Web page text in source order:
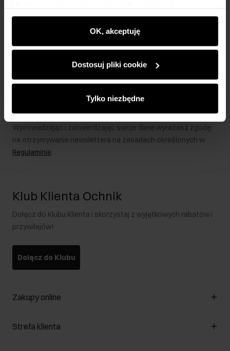
wyświetlać im dopasowane do ich preferencji treści,
rekomendacje oraz komunikaty reklamowe informujące o
najnowszych promocjach w e-sklepie. Informacje o tym,
partnerom społecznościowym, reklamowym i
analitycznym. Partnerzy mogą połączyć te informacje z
podczas korzystania z ich usług.
OK, akceptuję
Dostosuj pliki cookie
Tylko niezbędne
Newsletter
Bądź na bieżąco z nowościami i promocjami!
Zapisz się
Wprowadzając i zatwierdzając swoje dane wyrażasz zgodę
na otrzymywanie newslettera na zasadach określonych w
Regulaminie.
Klub Klienta Ochnik
Dołącz do Klubu Klienta i skorzystaj z wyjątkowych rabatów i
przywilejów!
Dołącz do Klubu
Zakupy online
Zarządzaj cookies
Strefa klienta